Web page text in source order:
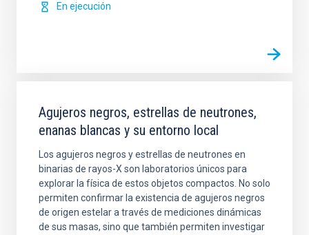
En ejecución
Agujeros negros, estrellas de neutrones,
enanas blancas y su entorno local
Los agujeros negros y estrellas de neutrones en
binarias de rayos-X son laboratorios únicos para
explorar la física de estos objetos compactos. No solo
permiten confirmar la existencia de agujeros negros
de origen estelar a través de mediciones dinámicas
de sus masas, sino que también permiten investigar